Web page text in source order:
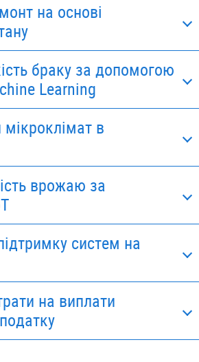
на основі
браку за допомогою
Learning
в
врожаю за
систем на
на виплати